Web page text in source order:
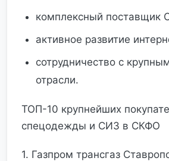
комплексный поставщик
активное развитие
сотрудничество с
отрасли.
ТОП-10 крупнейших
спецодежды и СИЗ в СКФО
1. Газпром трансгаз